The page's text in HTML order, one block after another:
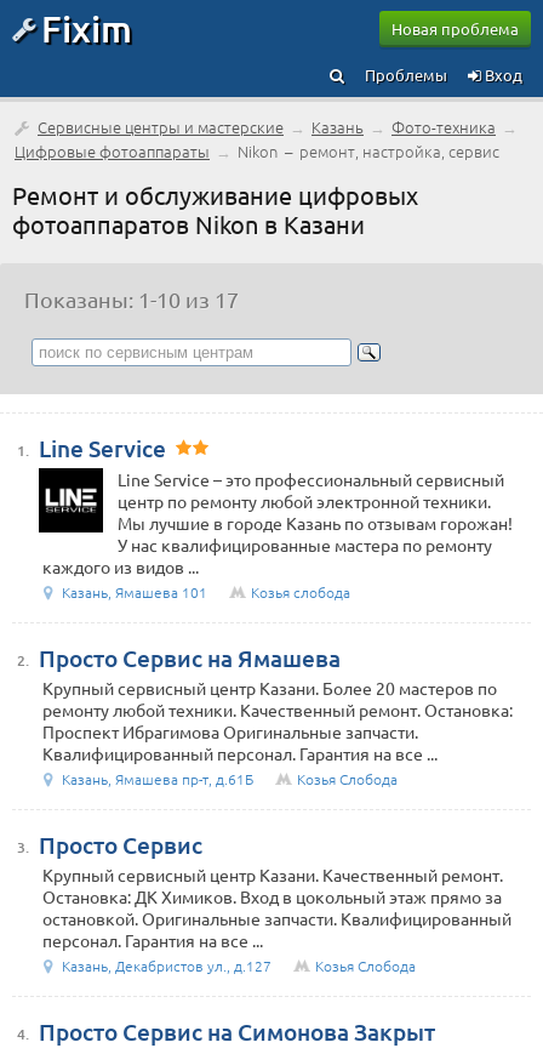
Fixim Новая проблема
Вход
Проблемы
Сервисные центры и мастерские → Казань → Фото-техника →
Цифровые фотоаппараты → Nikon – ремонт, настройка, сервис
Ремонт и обслуживание цифровых
фотоаппаратов Nikon в Казани
Показаны: 1-10 из 17
1. Line Service
Line Service – это профессиональный сервисный
центр по ремонту любой электронной техники.
Мы лучшие в городе Казань по отзывам горожан!
У нас квалифицированные мастера по ремонту
каждого из видов ...
Казань, Ямашева 101 Козья слобода
2. Просто Сервис на Ямашева
Крупный сервисный центр Казани. Более 20 мастеров по
ремонту любой техники. Качественный ремонт. Остановка:
Проспект Ибрагимова Оригинальные запчасти.
Квалифицированный персонал. Гарантия на все ...
Казань, Ямашева пр-т, д.61Б Козья Слобода
3. Просто Сервис
Крупный сервисный центр Казани. Качественный ремонт.
Остановка: ДК Химиков. Вход в цокольный этаж прямо за
остановкой. Оригинальные запчасти. Квалифицированный
персонал. Гарантия на все ...
Казань, Декабристов ул., д.127 Козья Слобода
4. Просто Сервис на Симонова Закрыт